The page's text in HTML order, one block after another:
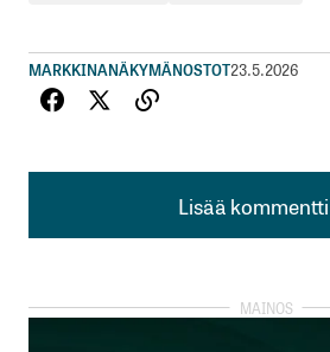
MARKKINANÄKYMÄNOSTOT23.5.2026
Lisää kommentti
Lisää kommentti